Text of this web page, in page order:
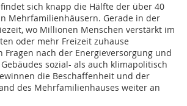
sich knapp die Hälfte der über 40
Mehrfamilienhäusern. Gerade in der
wo Millionen Menschen verstärkt im
oder mehr Freizeit zuhause
Fragen nach der Energieversorgung und
sozial- als auch klimapolitisch
die Beschaffenheit und der
des Mehrfamilienhauses weiter an